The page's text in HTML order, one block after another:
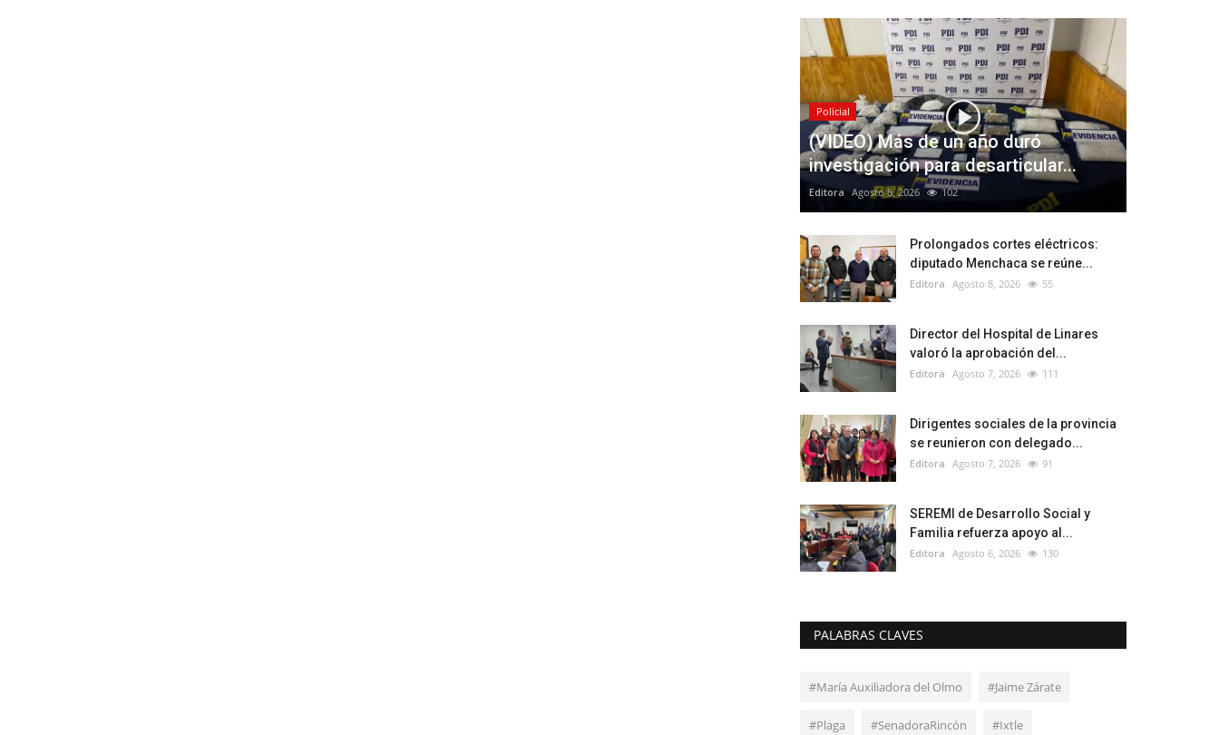
Policial
(VIDEO) Más de un año duró
investigación para desarticular...
Editora Agosto 8, 2026 102
Prolongados cortes eléctricos:
diputado Menchaca se reúne...
Editora Agosto 8, 2026 55
Director del Hospital de Linares
valoró la aprobación del...
Editora Agosto 7, 2026 111
Dirigentes sociales de la provincia
se reunieron con delegado...
Editora Agosto 7, 2026 91
SEREMI de Desarrollo Social y
Familia refuerza apoyo al...
Editora Agosto 6, 2026 130
PALABRAS CLAVES
#María Auxiliadora del Olmo #Jaime Zárate
#Plaga #SenadoraRincón #Ixtle